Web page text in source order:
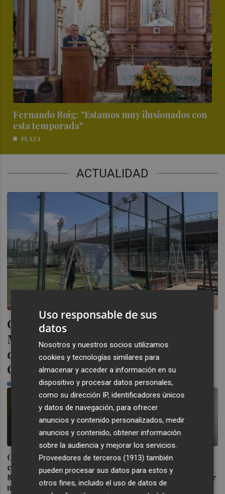
Fernando Roig: "Estamos muy ilusionados con
esta temporada"
PLAZA
ACTUALIDAD
Castelló inicia la ejecución de la
Manzana Albinegra con el traslado
de las pistas de pádel junto a
Castalia
Castelló refuerza su
comercio: inyectan
800.000 euros para la
nueva campaña de bonos
El PSPV denuncia que
Carrasco "perdona 2 de
cada 3 multas por ensuciar
la vía pública" y el PP le
Uso responsable de sus
datos
Nosotros y nuestros socios utilizamos
cookies y tecnologías similares para
almacenar y acceder a información en su
dispositivo y procesar datos personales,
como su dirección IP, identificadores únicos
y datos de navegación, para ofrecer
anuncios y contenido personalizados, medir
anuncios y contenido, obtener información
sobre la audiencia y mejorar los servicios.
Proveedores de terceros (1913) también
pueden procesar sus datos para estos y
otros fines, incluido el uso de datos de